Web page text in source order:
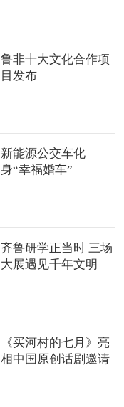
鲁非十大文化合作项
目发布
新能源公交车化
身“幸福婚车”
齐鲁研学正当时 三场
大展遇见千年文明
《买河村的七月》亮
相中国原创话剧邀请